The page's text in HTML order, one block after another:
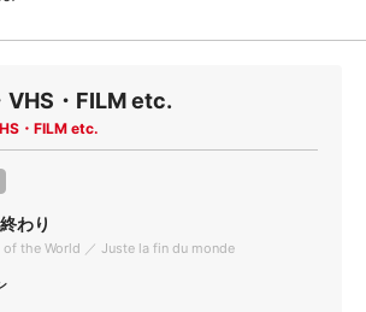
VHS・FILM etc.
・FILM etc.
わり
of the World ／ Juste la fin du monde